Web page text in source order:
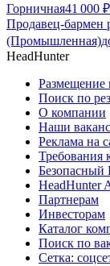
Горничная41 000 ₽
Продавец-бармен
(Промышленная)
HeadHunter
Размещение
Поиск по
О компании
Наши
Реклама на
Требования
Безопасный
HeadHunter
Партнерам
Инвесторам
Каталог
Поиск по
Сетка: